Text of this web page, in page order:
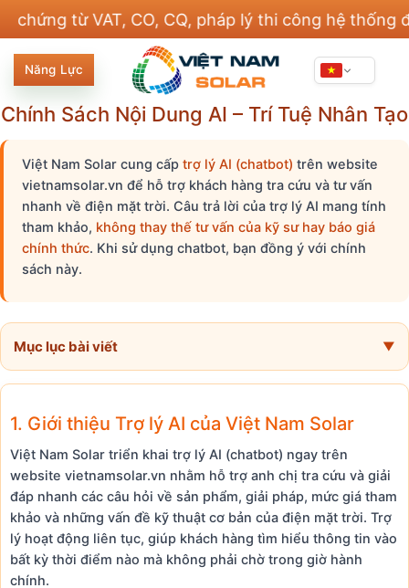
nội
dung
từ VAT, CO, CQ, pháp lý thi công hệ thống điện
Năng Lực
Chính Sách Nội Dung AI – Trí Tuệ Nhân Tạo
Việt Nam Solar cung cấp trợ lý AI (chatbot) trên website
vietnamsolar.vn để hỗ trợ khách hàng tra cứu và tư vấn
nhanh về điện mặt trời. Câu trả lời của trợ lý AI mang tính
tham khảo, không thay thế tư vấn của kỹ sư hay báo giá
chính thức. Khi sử dụng chatbot, bạn đồng ý với chính
sách này.
Mục lục bài viết ▼
1. Giới thiệu Trợ lý AI của Việt Nam Solar
Việt Nam Solar triển khai trợ lý AI (chatbot) ngay trên
website vietnamsolar.vn nhằm hỗ trợ anh chị tra cứu và giải
đáp nhanh các câu hỏi về sản phẩm, giải pháp, mức giá tham
khảo và những vấn đề kỹ thuật cơ bản của điện mặt trời. Trợ
lý hoạt động liên tục, giúp khách hàng tìm hiểu thông tin vào
bất kỳ thời điểm nào mà không phải chờ trong giờ hành
chính.